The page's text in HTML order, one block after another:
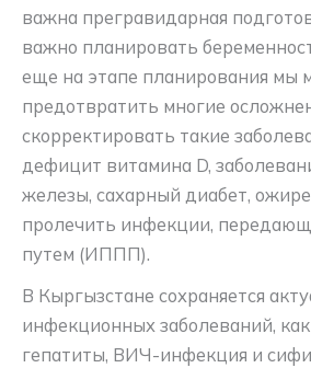
важна прегравидарная
важно планировать
еще на этапе планирования мы
предотвратить многие
скорректировать такие
дефицит витамина D,
железы, сахарный диабет,
пролечить инфекции,
путем (ИППП).
В Кыргызстане сохраняется
инфекционных заболеваний,
гепатиты, ВИЧ-инфекция и